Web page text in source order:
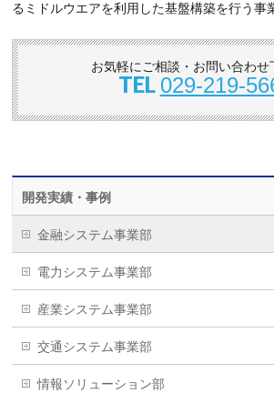
るミドルウエアを利用した基盤構築を行う事
お気軽にご相談・お問い合わせ
TEL 029-219-
開発実績・事例
金融システム事業部
電力システム事業部
産業システム事業部
交通システム事業部
情報ソリューション部